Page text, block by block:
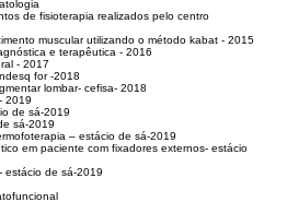
de fisioterapia realizados pelo centro
muscular utilizando o método kabat - 2015
e terapêutica - 2016
- 2017
for -2018
lombar- cefisa- 2018
2019
de sá-2019
sá-2019
– estácio de sá-2019
em paciente com fixadores externos- estácio
estácio de sá-2019